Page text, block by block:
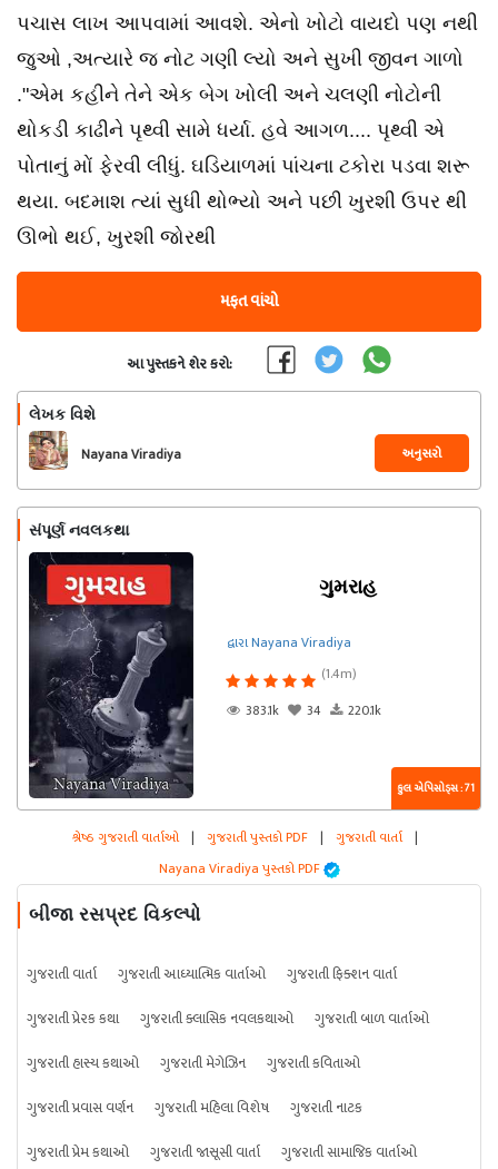
પચાસ લાખ આપવામાં આવશે. એનો ખોટો વાયદો પણ નથી
જુઓ ,અત્યારે જ નોટ ગણી લ્યો અને સુખી જીવન ગાળો
."એમ કહીને તેને એક બેગ ખોલી અને ચલણી નોટોની
થોકડી કાઢીને પૃથ્વી સામે ધર્યા. હવે આગળ.... પૃથ્વી એ
પોતાનું મોં ફેરવી લીધું. ઘડિયાળમાં પાંચના ટકોરા પડવા શરૂ
થયા. બદમાશ ત્યાં સુધી થોભ્યો અને પછી ખુરશી ઉપર થી
ઊભો થઈ, ખુરશી જોરથી
મફત વાંચો
આ પુસ્તકને શેર કરો:
લેખક વિશે
Nayana Viradiya અનુસરો
સંપૂર્ણ નવલકથા
ગુમરાહ
દ્વારા Nayana Viradiya
(1.4m)
383.1k
34 220.1k
કુલ એપિસોડ્સ : 71
શ્રેષ્ઠ ગુજરાતી વાર્તાઓ | ગુજરાતી પુસ્તકો PDF | ગુજરાતી વાર્તા |
Nayana Viradiya પુસ્તકો PDF
બીજા રસપ્રદ વિકલ્પો
ગુજરાતી વાર્તા ગુજરાતી આધ્યાત્મિક વાર્તાઓ
ગુજરાતી ફિક્શન વાર્તા
ગુજરાતી પ્રેરક કથા
ગુજરાતી ક્લાસિક નવલકથાઓ
ગુજરાતી બાળ વાર્તાઓ
ગુજરાતી હાસ્ય કથાઓ
ગુજરાતી મેગેઝિન
ગુજરાતી કવિતાઓ
ગુજરાતી પ્રવાસ વર્ણન
ગુજરાતી મહિલા વિશેષ
ગુજરાતી નાટક
ગુજરાતી પ્રેમ કથાઓ
ગુજરાતી જાસૂસી વાર્તા ગુજરાતી સામાજિક વાર્તાઓ